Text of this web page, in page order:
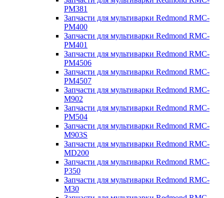
PM381
Запчасти для мультиварки Redmond RMC-
PM400
Запчасти для мультиварки Redmond RMC-
PM401
Запчасти для мультиварки Redmond RMC-
PM4506
Запчасти для мультиварки Redmond RMC-
PM4507
Запчасти для мультиварки Redmond RMC-
M902
Запчасти для мультиварки Redmond RMC-
PM504
Запчасти для мультиварки Redmond RMC-
M903S
Запчасти для мультиварки Redmond RMC-
MD200
Запчасти для мультиварки Redmond RMC-
P350
Запчасти для мультиварки Redmond RMC-
M30